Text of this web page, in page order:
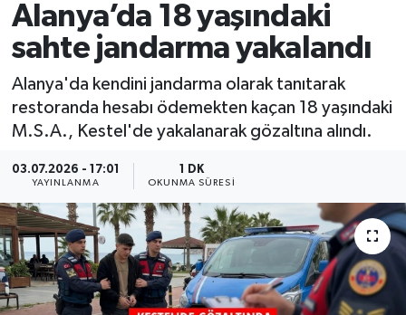
Alanya’da 18 yaşındaki
sahte jandarma yakalandı
Alanya'da kendini jandarma olarak tanıtarak
restoranda hesabı ödemekten kaçan 18 yaşındaki
M.S.A., Kestel'de yakalanarak gözaltına alındı.
03.07.2026 - 17:01
YAYINLANMA
1 DK
OKUNMA SÜRESI
Spor
Turizm
Ekonomi
Tüm Manşetler
Son Dakika Haberleri
Haber Arşivi